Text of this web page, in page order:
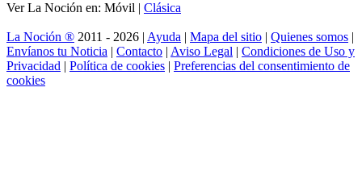
Ver La Noción en: Móvil | Clásica
La Noción ® 2011 - 2026 | Ayuda | Mapa del sitio | Quienes somos |
Envíanos tu Noticia | Contacto | Aviso Legal | Condiciones de Uso y
Privacidad | Política de cookies | Preferencias del consentimiento de
cookies